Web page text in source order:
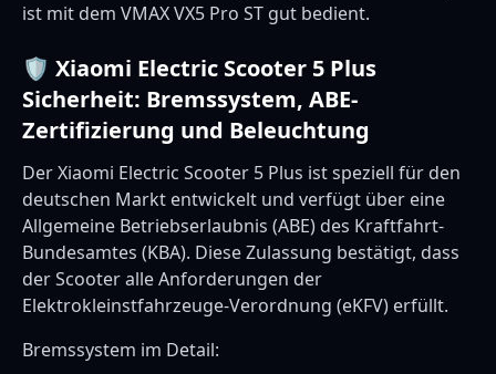
ist mit dem VMAX VX5 Pro ST gut bedient.
🛡️ Xiaomi Electric Scooter 5 Plus
Sicherheit: Bremssystem, ABE-
Zertifizierung und Beleuchtung
Der Xiaomi Electric Scooter 5 Plus ist speziell für den
deutschen Markt entwickelt und verfügt über eine
Allgemeine Betriebserlaubnis (ABE) des Kraftfahrt-
Bundesamtes (KBA). Diese Zulassung bestätigt, dass
der Scooter alle Anforderungen der
Elektrokleinstfahrzeuge-Verordnung (eKFV) erfüllt.
Bremssystem im Detail: